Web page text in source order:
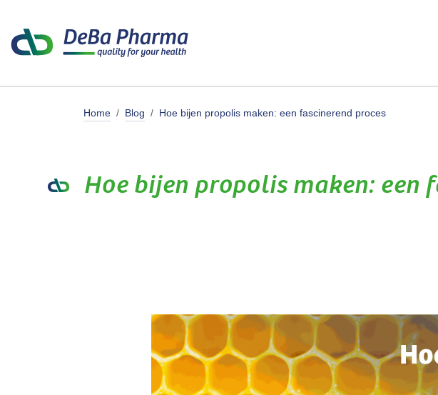
Home Blog Hoe bijen propolis maken: een fascinerend proces
Hoe bijen propolis maken: een